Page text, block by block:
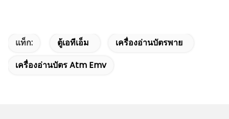
แท็ก: ตู้เอทีเอ็ม
เครื่องอ่านบัตรพาย
เครื่องอ่านบัตร Atm Emv